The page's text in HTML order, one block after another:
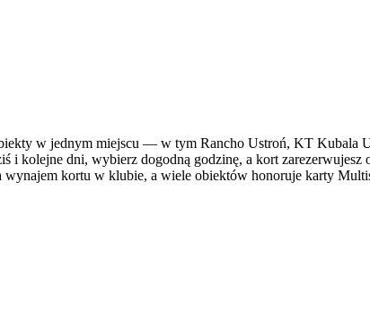
w jednym miejscu — w tym Rancho Ustroń, KT Kubala
i kolejne dni, wybierz dogodną godzinę, a kort
wynajem kortu w klubie, a wiele obiektów honoruje karty